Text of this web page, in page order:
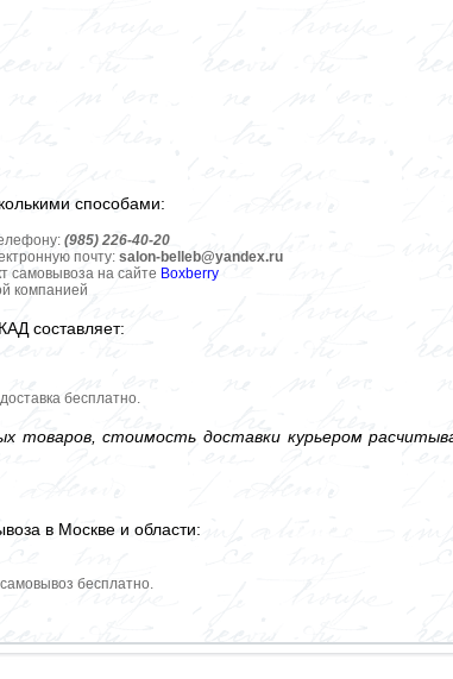
способами:
(985) 226-40-20
почту: salon-belleb@yandex.ru
самовывоза на сайте Boxberry
компанией
составляет:
бесплатно.
товаров, стоимость доставки курьером
в Москве и области:
бесплатно.